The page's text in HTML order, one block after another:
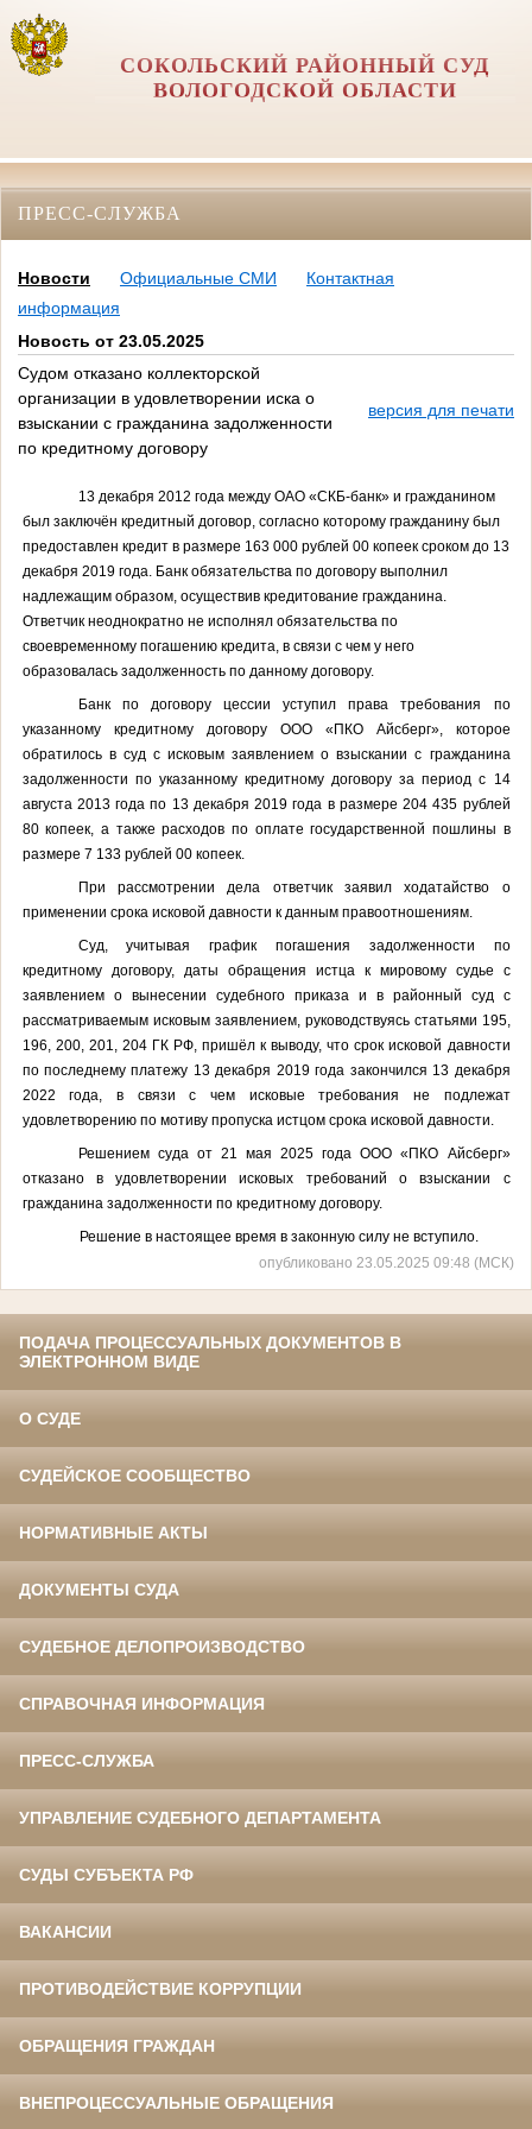
СОКОЛЬСКИЙ РАЙОННЫЙ СУД
ВОЛОГОДСКОЙ ОБЛАСТИ
ПРЕСС-СЛУЖБА
Новости Официальные СМИ
Контактная
информация
Новость от 23.05.2025
Судом отказано коллекторской
организации в удовлетворении иска о
взыскании с гражданина задолженности
по кредитному договору
версия для печати
13 декабря 2012 года между ОАО «СКБ-банк» и гражданином
был заключён кредитный договор, согласно которому гражданину был
предоставлен кредит в размере 163 000 рублей 00 копеек сроком до 13
декабря 2019 года. Банк обязательства по договору выполнил
надлежащим образом, осуществив кредитование гражданина.
Ответчик неоднократно не исполнял обязательства по
своевременному погашению кредита, в связи с чем у него
образовалась задолженность по данному договору.
Банк по договору цессии уступил права требования по
указанному кредитному договору ООО «ПКО Айсберг», которое
обратилось в суд с исковым заявлением о взыскании с гражданина
задолженности по указанному кредитному договору за период с 14
августа 2013 года по 13 декабря 2019 года в размере 204 435 рублей
80 копеек, а также расходов по оплате государственной пошлины в
размере 7 133 рублей 00 копеек.
При рассмотрении дела ответчик заявил ходатайство о
применении срока исковой давности к данным правоотношениям.
Суд, учитывая график погашения задолженности по
кредитному договору, даты обращения истца к мировому судье с
заявлением о вынесении судебного приказа и в районный суд с
рассматриваемым исковым заявлением, руководствуясь статьями 195,
196, 200, 201, 204 ГК РФ, пришёл к выводу, что срок исковой давности
по последнему платежу 13 декабря 2019года закончился 13 декабря
2022 года, в связи с чем исковые требования не подлежат
удовлетворению по мотиву пропуска истцом срока исковой давности.
Решением суда от 21 мая 2025 года ООО «ПКО Айсберг»
отказано в удовлетворении исковых требований о взыскании с
гражданина задолженности по кредитному договору.
Решение внастоящее время в законную силу не вступило.
опубликовано 23.05.2025 09:48 (МСК)
ПОДАЧА ПРОЦЕССУАЛЬНЫХ ДОКУМЕНТОВ В
ЭЛЕКТРОННОМ ВИДЕ
О СУДЕ
СУДЕЙСКОЕ СООБЩЕСТВО
НОРМАТИВНЫЕ АКТЫ
ДОКУМЕНТЫ СУДА
СУДЕБНОЕ ДЕЛОПРОИЗВОДСТВО
СПРАВОЧНАЯ ИНФОРМАЦИЯ
ПРЕСС-СЛУЖБА
УПРАВЛЕНИЕ СУДЕБНОГО ДЕПАРТАМЕНТА
СУДЫ СУБЪЕКТА РФ
ВАКАНСИИ
ПРОТИВОДЕЙСТВИЕ КОРРУПЦИИ
ОБРАЩЕНИЯ ГРАЖДАН
ВНЕПРОЦЕССУАЛЬНЫЕ ОБРАЩЕНИЯ